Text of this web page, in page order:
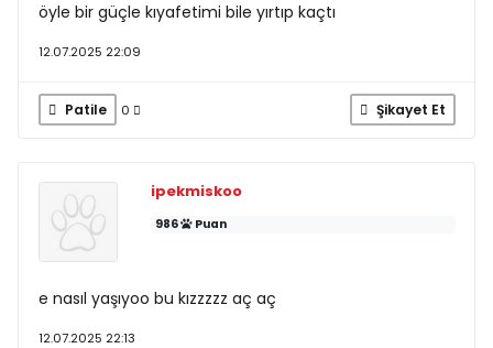
öyle bir güçle kıyafetimi bile yırtıp kaçtı
12.07.2025 22:09
Patile 0 Şikayet Et
ipekmiskoo
986 Puan
e nasıl yaşıyoo bu kızzzzz aç aç
12.07.2025 22:13